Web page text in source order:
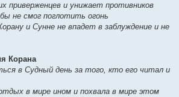
приверженцев и унижает противников
не смог поглотить огонь
и Сунне не впадет в заблуждение и не
Корана
в Судный день за того, кто его читал и
в мире ином и похвала в мире этом